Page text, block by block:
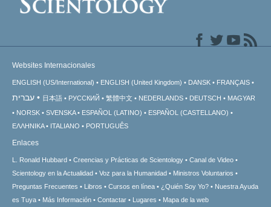
Websites Internacionales
ENGLISH (US/International) ENGLISH (United Kingdom) DANSK FRANÇAIS
עברית 日本語 РУССКИЙ 繁體中文 NEDERLANDS DEUTSCH
MAGYAR
NORSK
SVENSKA ESPAÑOL (LATINO)
ESPAÑOL (CASTELLANO)
ΕΛΛΗΝΙΚA
ITALIANO PORTUGUÊS
Enlaces
L. Ronald Hubbard Creencias y Prácticas de Scientology
Canal de Video
Scientology en la Actualidad
Voz para la Humanidad
Ministros Voluntarios
Preguntas Frecuentes
Libros Cursos en línea ¿Quién Soy Yo?
Nuestra Ayuda
es Tuya
Más Información Contactar Lugares Mapa de la web